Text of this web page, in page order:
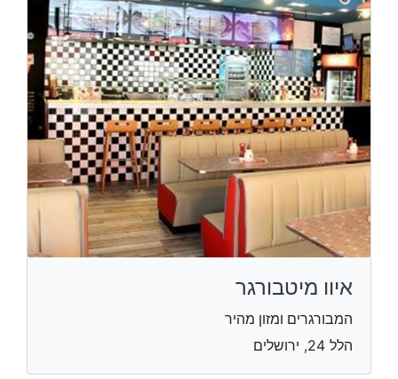
איוו מיטבורגר
המבורגרים ומזון מהיר
הלל 24, ירושלים